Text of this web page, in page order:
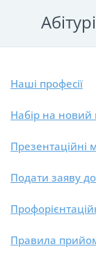
Наші професії
Набір на новий
Презентаційні
Подати заяву
Правила